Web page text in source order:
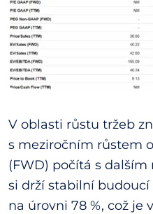
V oblasti růstu tržeb
s meziročním růstem o
(FWD) počítá s dalším
si drží stabilní
na úrovni 78 %, což je